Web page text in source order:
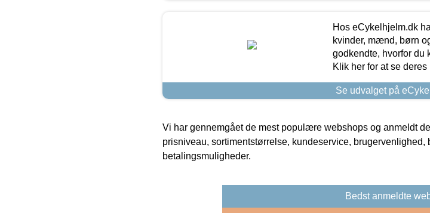
Hos eCykelhjelm.dk
kvinder, mænd, børn
godkendte, hvorfor du
Klik her for at se deres
Se udvalget på
Vi har gennemgået de mest populære webshops og anmeldt
prisniveau, sortimentstørrelse, kundeservice, brugervenlighed,
betalingsmuligheder.
Bedst anmeldte